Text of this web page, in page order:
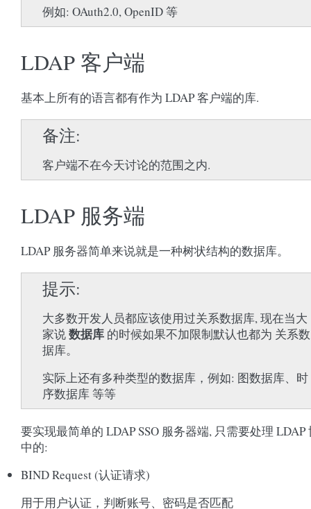
例如: OAuth2.0, OpenID 等
LDAP 客户端
基本上所有的语言都有作为 LDAP 客户端的库.
备注
客户端不在今天讨论的范围之内.
LDAP 服务端
LDAP 服务器简单来说就是一种树状结构的数据库。
提示
大多数开发人员都应该使用过关系数据库, 现在当大
家说数据库 的时候如果不加限制默认也都为 关系数
据库。
实际上还有多种类型的数据库，例如: 图数据库、时
序数据库 等等
要实现最简单的 LDAP SSO 服务器端, 只需要处理 LDAP
中的:
BIND Request (认证请求)
用于用户认证，判断账号、密码是否匹配